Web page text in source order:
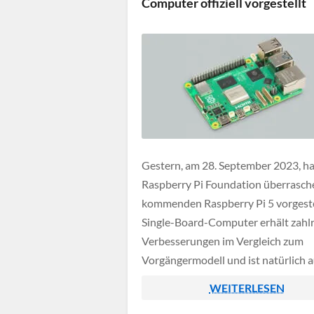
Gestern, am 28. September 2023,
Raspberry Pi Foundation
kommenden Raspberry Pi 5
Single-Board-Computer erhält
Verbesserungen im Vergleich zum
Vorgängermodell und ist natürlich
gehen wir deshalb auf die
WEITERLESEN